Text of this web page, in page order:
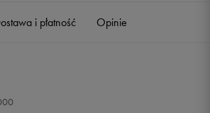
i płatność Opinie